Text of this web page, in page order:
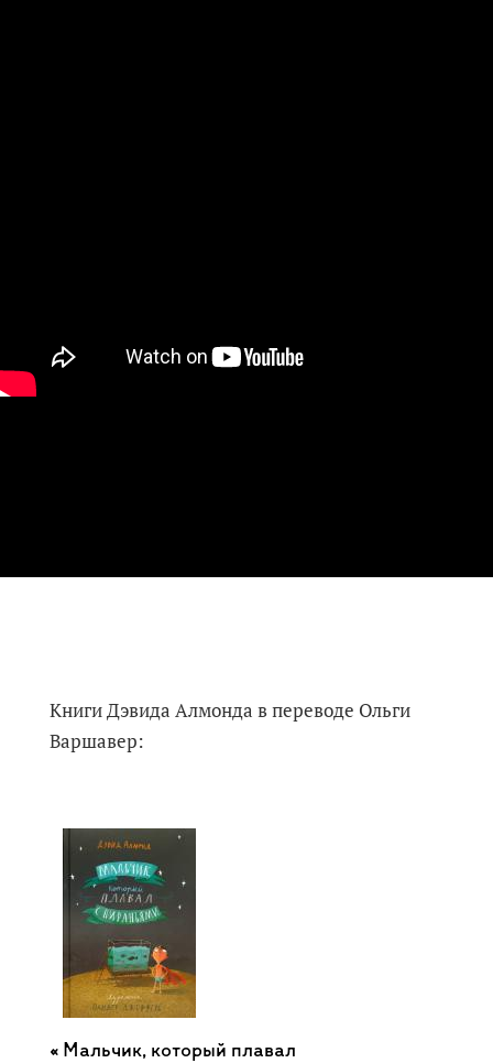
Книги Дэвида Алмонда в переводе Ольги
Варшавер:
Мальчик, который плавал